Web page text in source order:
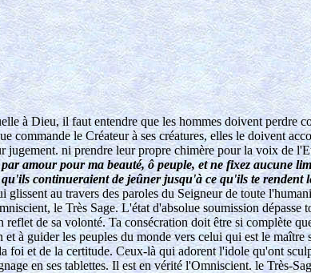
à Dieu, il faut entendre que les hommes doivent perdre
le Créateur à ses créatures, elles le doivent
ni prendre leur propre chimère pour la voix de
amour pour ma beauté, ô peuple, et ne fixez aucune
continueraient de jeûner jusqu'à ce qu'ils te rendent
au travers des paroles du Seigneur de toute
le Très Sage. L'état d'absolue soumission dépasse
de sa volonté. Ta consécration doit être si complète
à guider les peuples du monde vers celui qui est le
et de la certitude. Ceux-là qui adorent l'idole qu'ont
en ses tablettes. Il est en vérité l'Omniscient. le Très-